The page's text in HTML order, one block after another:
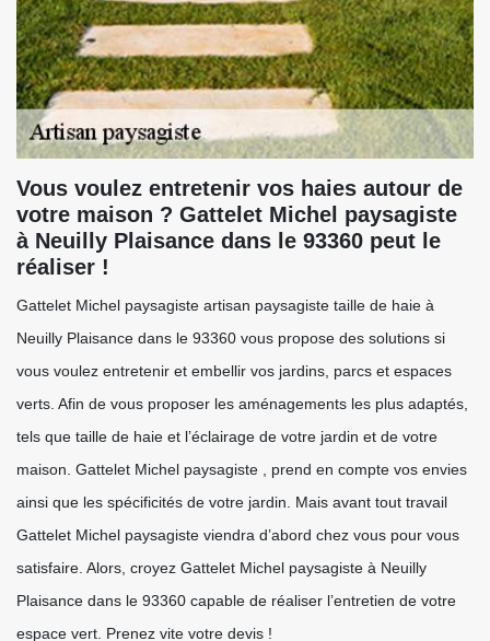
Vous voulez entretenir vos haies autour de
votre maison ? Gattelet Michel paysagiste
à Neuilly Plaisance dans le 93360 peut le
réaliser !
Gattelet Michel paysagiste artisan paysagiste taille de haie à
Neuilly Plaisance dans le 93360 vous propose des solutions si
vous voulez entretenir et embellir vos jardins, parcs et espaces
verts. Afin de vous proposer les aménagements les plus adaptés,
tels que taille de haie et l’éclairage de votre jardin et de votre
maison. Gattelet Michel paysagiste , prend en compte vos envies
ainsi que les spécificités de votre jardin. Mais avant tout travail
Gattelet Michel paysagiste viendra d’abord chez vous pour vous
satisfaire. Alors, croyez Gattelet Michel paysagiste à Neuilly
Plaisance dans le 93360 capable de réaliser l’entretien de votre
espace vert. Prenez vite votre devis !